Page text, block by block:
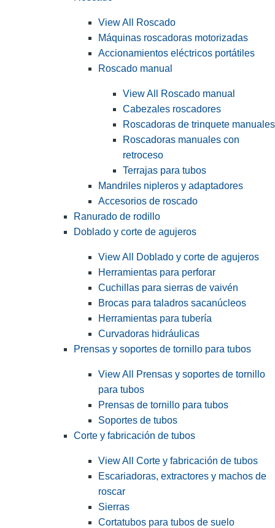
View All Roscado
Máquinas roscadoras motorizadas
Accionamientos eléctricos portátiles
Roscado manual
View All Roscado manual
Cabezales roscadores
Roscadoras de trinquete manuales
Roscadoras manuales con
retroceso
Terrajas para tubos
Mandriles nipleros y adaptadores
Accesorios de roscado
Ranurado de rodillo
Doblado y corte de agujeros
View All Doblado y corte de agujeros
Herramientas para perforar
Cuchillas para sierras de vaivén
Brocas para taladros sacanúcleos
Herramientas para tubería
Curvadoras hidráulicas
Prensas y soportes de tornillo para tubos
View All Prensas y soportes de tornillo
para tubos
Prensas de tornillo para tubos
Soportes de tubos
Corte y fabricación de tubos
View All Corte y fabricación de tubos
Escariadoras, extractores y machos de
roscar
Sierras
Cortatubos para tubos de suelo